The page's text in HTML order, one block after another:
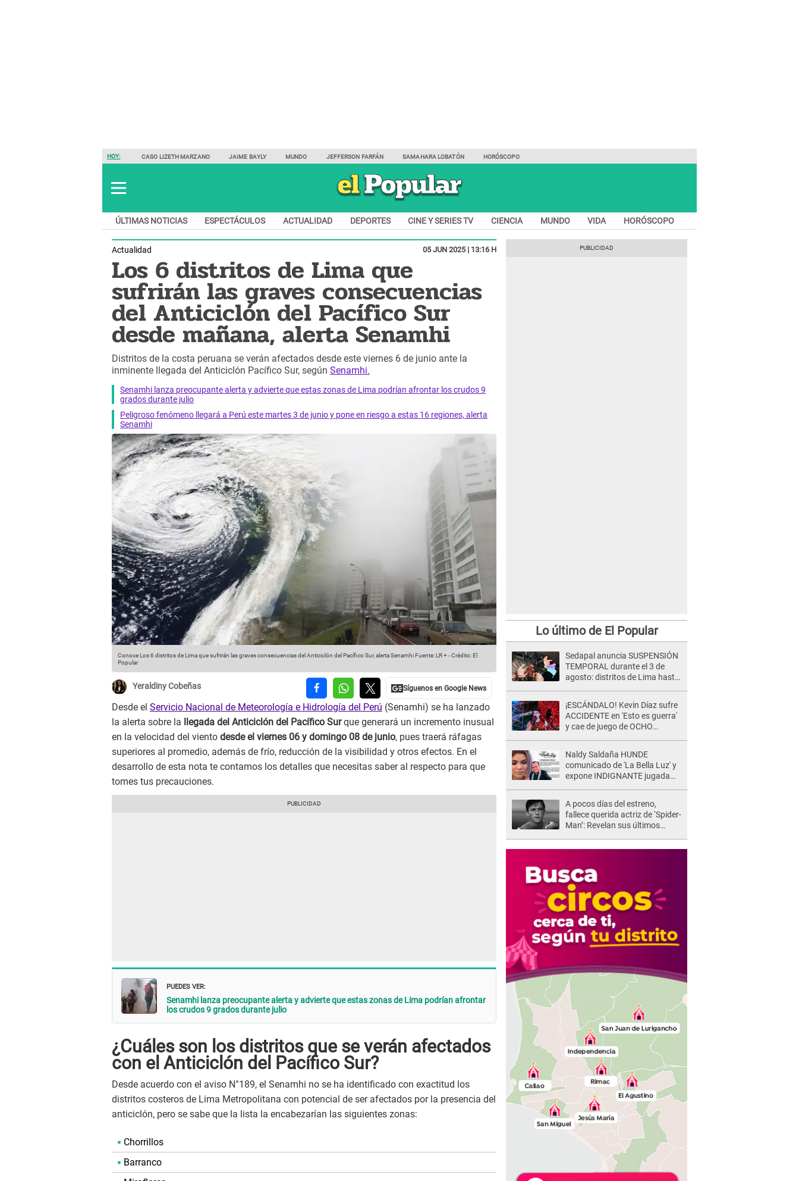
HOY: CASO LIZETH MARZANO JAIME BAYLY MUNDO JEFFERSON FARFÁN SAMAHARA LOBATÓN HORÓSCOPO
ÚLTIMAS NOTICIAS ESPECTÁCULOS ACTUALIDAD DEPORTES CINE Y SERIES TV CIENCIA MUNDO VIDA HORÓSCOPO
Actualidad 05 JUN 2025 | 13:16 H
Los 6 distritos de Lima que
sufrirán las graves consecuencias
del Anticiclón del Pacífico Sur
desde mañana, alerta Senamhi
Distritos de la costa peruana se verán afectados desde este viernes 6 de junio ante la
inminente llegada del Anticiclón Pacífico Sur, según Senamhi.
Senamhi lanza preocupante alerta y advierte que estas zonas de Lima podrían afrontar los crudos 9
grados durante julio
Peligroso fenómeno llegará a Perú este martes 3 de junio y pone en riesgo a estas 16 regiones, alerta
Senamhi
Conoce Los 6 distritos de Lima que sufrirán las graves consecuencias del Anticiclón del Pacífico Sur, alerta Senamhi Fuente: LR +-Crédito: El
Popular
Yeraldiny Cobeñas
Desde el Servicio Nacional de Meteorología e Hidrología del Perú (Senamhi) se ha lanzado
la alerta sobre la
llegada del Anticiclón del Pacífico Surque generará un incremento inusual
en la velocidad del viento desde el viernes 06 y domingo 08 de junio, pues traerá ráfagas
superiores al promedio, además de frío, reducción de la visibilidad y otros efectos. En el
desarrollo de esta nota te contamos los detalles que necesitas saber al respecto para que
tomes tus precauciones.
PUEDES VER:
Senamhi lanza preocupante alerta y advierte que estas zonas de Lima podrían afrontar
los crudos 9 grados durante julio
¿Cuáles son los distritos que se verán afectados
con el Anticiclón del Pacífico Sur?
Desde acuerdo con el aviso N°189, el Senamhi no se ha identificado con exactitud los
distritos costeros de Lima Metropolitana con potencial de ser afectados por la presencia del
anticiclón, pero se sabe que la lista la encabezarían las siguientes zonas:
Chorrillos
Barranco
Lo último de El Popular
Sedapal anuncia SUSPENSIÓN
TEMPORAL durante el 3 de
agosto: distritos de Lima hasta
¡ESCÁNDALO! Kevin Díaz sufre
ACCIDENTE en 'Esto es guerra'
y cae de juego de OCHO
Naldy Saldaña HUNDE
comunicado de 'La Bella Luz' y
expone INDIGNANTE jugada
A pocos días del estreno,
fallece querida actriz de ‘Spider-
Man’: Revelan sus últimos